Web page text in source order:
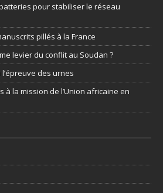
pour stabiliser le réseau
pillés à la France
levier du conflit au Soudan ?
des urnes
à la mission de l’Union africaine en